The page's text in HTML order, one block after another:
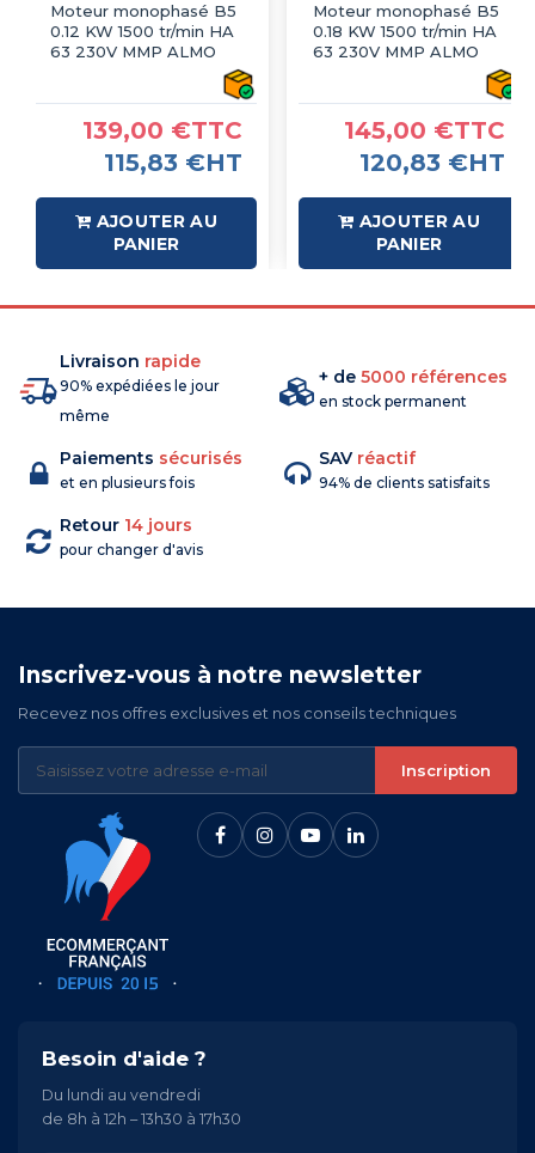
Moteur monophasé B5
0.12 KW 1500 tr/min HA
63 230V MMP ALMO
139,00 €TTC
115,83 €HT
AJOUTER AU
PANIER
Moteur monophasé B5
0.18 KW 1500 tr/min HA
63 230V MMP ALMO
145,00 €TTC
120,83 €HT
AJOUTER AU
PANIER
Livraison rapide
90% expédiées le jour
même
+ de 5000 références
en stock permanent
Paiements sécurisés
et en plusieurs fois
SAV réactif
94% de clients satisfaits
Retour 14 jours
pour changer d'avis
Inscrivez-vous à notre newsletter
Recevez nos offres exclusives et nos conseils techniques
Inscription
Besoin d'aide ?
Du lundi au vendredi
de 8h à 12h – 13h30 à 17h30